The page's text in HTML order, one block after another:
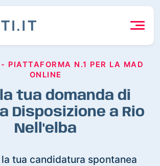
PIATTAFORMA N.1 PER LA MAD
ONLINE
tua domanda di
Disposizione a Rio
Nell'elba
tua candidatura spontanea